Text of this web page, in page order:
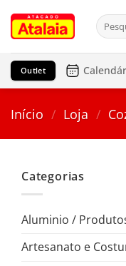
para
conteúdo
por:
Outlet
Início / Loja /
Categorias
Aluminio /
Artesanato e